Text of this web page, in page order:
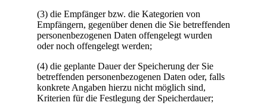
(3) die Empfänger bzw. die Kategorien von
Empfängern, gegenüber denen die Sie betreffenden
personenbezogenen Daten offengelegt wurden
oder noch offengelegt werden;
(4) die geplante Dauer der Speicherung der Sie
betreffenden personenbezogenen Daten oder, falls
konkrete Angaben hierzu nicht möglich sind,
Kriterien für die Festlegung der Speicherdauer;